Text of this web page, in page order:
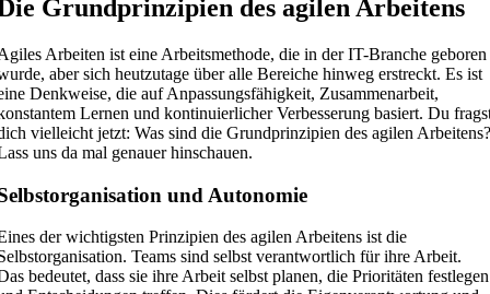
Grundprinzipien des agilen Arbeitens
Arbeiten ist eine Arbeitsmethode, die in der IT-Branche geboren
aber sich heutzutage über alle Bereiche hinweg erstreckt. Es ist
Denkweise, die auf Anpassungsfähigkeit, Zusammenarbeit,
Lernen und kontinuierlicher Verbesserung basiert. Du
vielleicht jetzt: Was sind die Grundprinzipien des agilen
uns da mal genauer hinschauen.
und Autonomie
der wichtigsten Prinzipien des agilen Arbeitens ist die
Teams sind selbst verantwortlich für ihre Arbeit.
bedeutet, dass sie ihre Arbeit selbst planen, die Prioritäten festlegen